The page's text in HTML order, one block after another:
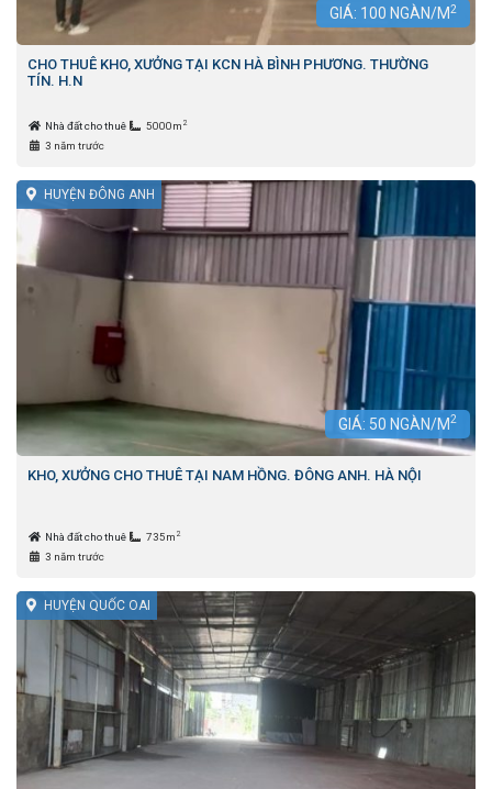
GIÁ: 100 NGÀN/M2
CHO THUÊ KHO, XƯỞNG TẠI KCN HÀ BÌNH PHƯƠNG. THƯỜNG
TÍN. H.N
Nhà đất cho thuê 5000m 2
3 năm trước
HUYỆN ĐÔNG ANH
GIÁ: 50 NGÀN/M2
KHO, XƯỞNG CHO THUÊ TẠI NAM HỒNG. ĐÔNG ANH. HÀ NỘI
Nhà đất cho thuê 735m 2
3 năm trước
HUYỆN QUỐC OAI